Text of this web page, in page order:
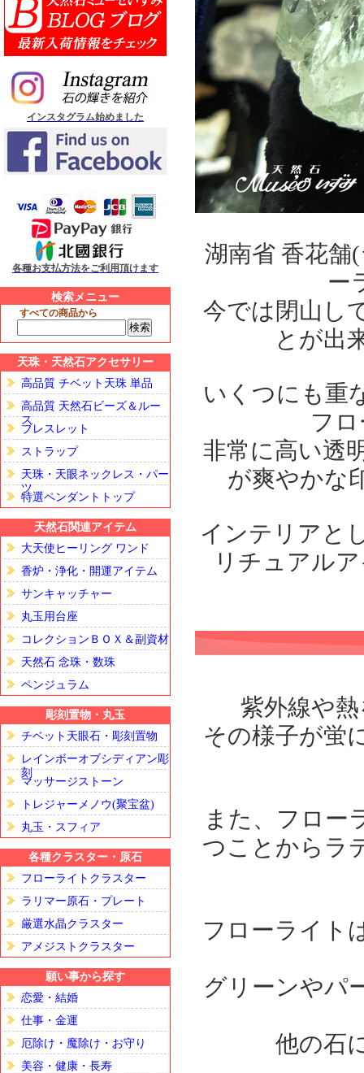
インスタグラム始めました
各種お支払方法をご利用頂けます
検索メニュー
すべての商品から
天珠・天然石アクセサリー
高品質 チベット天珠 単品
高品質 天然石ビーズ＆ルー
ス
ブレスレット
ストラップ
天珠・天眼ネックレス・パー
ツ
特選ペンダントトップ
天然石関連アイテム
大天使ヒーリング ワンド
香炉・浄化・開運アイテム
サンキャッチャー
丸玉用台座
コレクションＢＯＸ＆副資材
天然石 念珠・数珠
ペンジュラム
彫刻置物・丸玉
チベット天眼石・彫刻置物
レインボーオブシディアン彫
刻
マッサージストーン
トレジャーメノウ(聚宝盆)
丸玉・スフィア
各種クラスター・原石
フローライトクラスター
ラリマー原石・プレート
厳選水晶クラスター
アメジストクラスター
願い事から探す
恋愛・結婚
仕事・金運
厄除け・魔除け・お守り
美容・健康・長寿
湖南省 香花舗
ー
今では閉山し
とが出
いくつにも重
フ
非常に高い透
が爽やかな
インテリアと
リチュアル
紫外線や
その様子が蛍
また、フロー
つことからラ
フローライト
グリーンやパ
他の石